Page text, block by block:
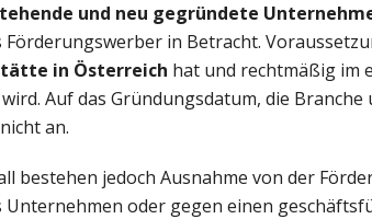
und neu gegründete
Förderungswerber in Betracht.
in Österreich hat und rechtmäßig im
Auf das Gründungsdatum, die
an.
bestehen jedoch Ausnahme von der
Unternehmen oder gegen einen